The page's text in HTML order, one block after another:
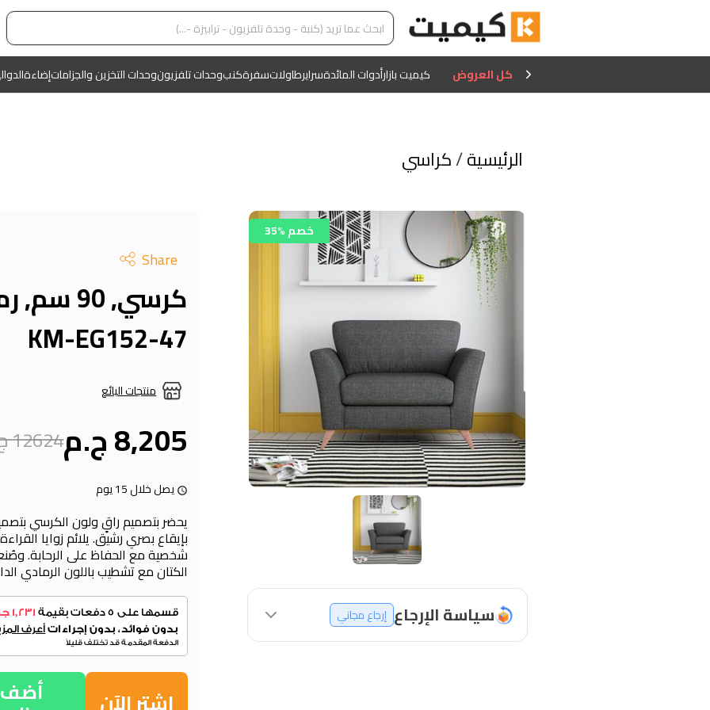
كل العروض كيميت بازارأدوات المائدةسرايرطاولاتسفرةكنبوحدات تلفزيونوحدات التخزين والجزاماتإضاءة
الرئيسية/كراسي
35% خصم
سياسة الإرجاع إرجاع مجاني
Share
كرسي,
KM-EG152-47
منتجات البائع
8,205 ج.م 12624 ج.م
يصل خلال 15 يوم
يحضر بتصميم راقٍ ولون الكرسي
بإيقاع بصري رشيق. يلائم زوايا
شخصية مع الحفاظ على الرحابة.
الكتان مع تشطيب باللون الرمادي
أضف